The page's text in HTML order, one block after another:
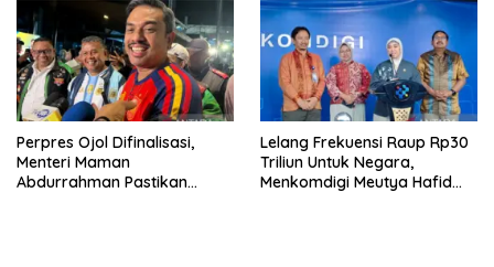
Perpres Ojol Difinalisasi,
Menteri Maman
Abdurrahman Pastikan
Lelang Frekuensi Raup Rp30
Triliun Untuk Negara,
Menkomdigi Meutya Hafid